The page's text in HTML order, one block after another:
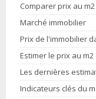
Comparer prix au m2
Marché immobilier
Prix de l'immobilier
Estimer le prix au
Les dernières
Indicateurs clés du